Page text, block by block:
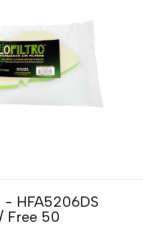
HFA5206DS
Free 50